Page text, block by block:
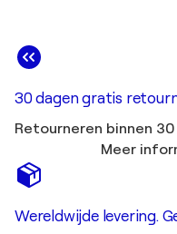
30 dagen gratis
Retourneren binnen
Meer
Wereldwijde levering.